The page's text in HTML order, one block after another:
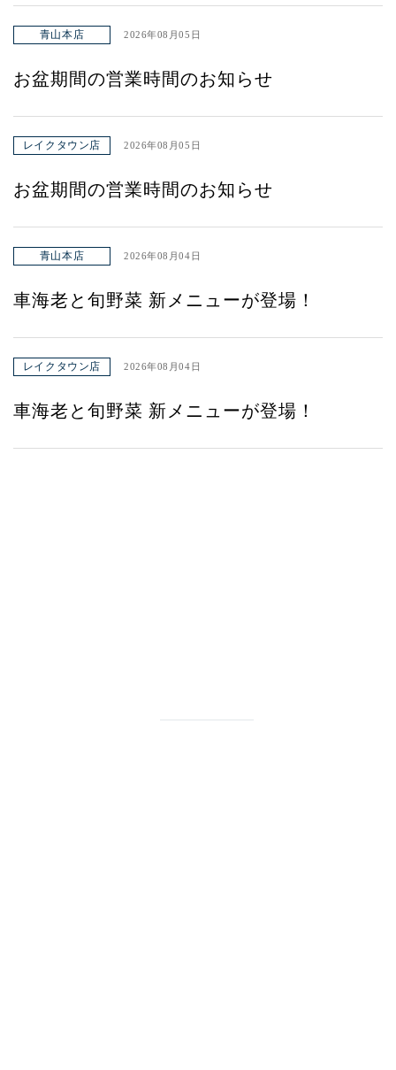
青山本店 2026年08月05日
お盆期間の営業時間のお知らせ
レイクタウン店 2026年08月05日
お盆期間の営業時間のお知らせ
青山本店 2026年08月04日
車海老と旬野菜 新メニューが登場！
レイクタウン店 2026年08月04日
車海老と旬野菜 新メニューが登場！